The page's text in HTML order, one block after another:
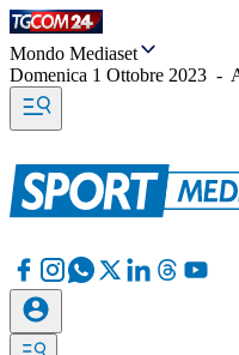
Mondo Mediaset
Domenica 1 Ottobre 2023 -